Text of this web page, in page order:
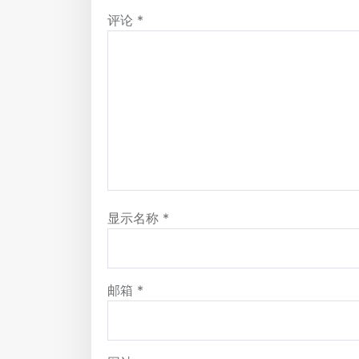
评论 *
显示名称 *
邮箱 *